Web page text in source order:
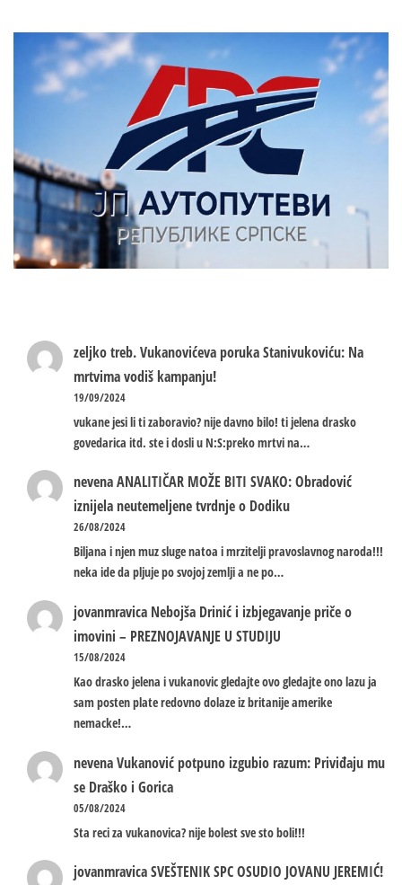
zeljko treb.Vukanovićeva poruka Stanivukoviću: Na
mrtvima vodiš kampanju!
19/09/2024
vukane jesi li ti zaboravio? nije davno bilo! ti jelena drasko
govedarica itd. ste i dosli u N:S:preko mrtvi na…
nevenaANALITIČAR MOŽE BITI SVAKO: Obradović
iznijela neutemeljene tvrdnje o Dodiku
26/08/2024
Biljana i njen muz sluge natoa i mrzitelji pravoslavnog naroda!!!
neka ide da pljuje po svojoj zemlji a ne po…
jovanmravica Nebojša Drinić i izbjegavanje priče o
imovini – PREZNOJAVANJE U STUDIJU
15/08/2024
Kao drasko jelena i vukanovic gledajte ovo gledajte ono lazu ja
sam posten plate redovno dolaze iz britanije amerike
nemacke!…
nevenaVukanović potpuno izgubio razum: Priviđaju mu
se Draško i Gorica
05/08/2024
Sta reci za vukanovica? nije bolest sve sto boli!!!
jovanmravicaSVEŠTENIK SPC OSUDIO JOVANU JEREMIĆ!